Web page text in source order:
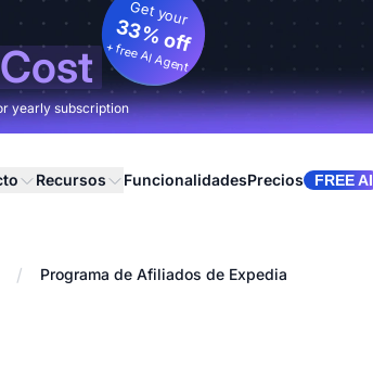
Get your
33% off
+ free AI Agent
yearly subscription
Recursos FuncionalidadesPrecios FREE AI
/ Programa de Afiliados de Expedia